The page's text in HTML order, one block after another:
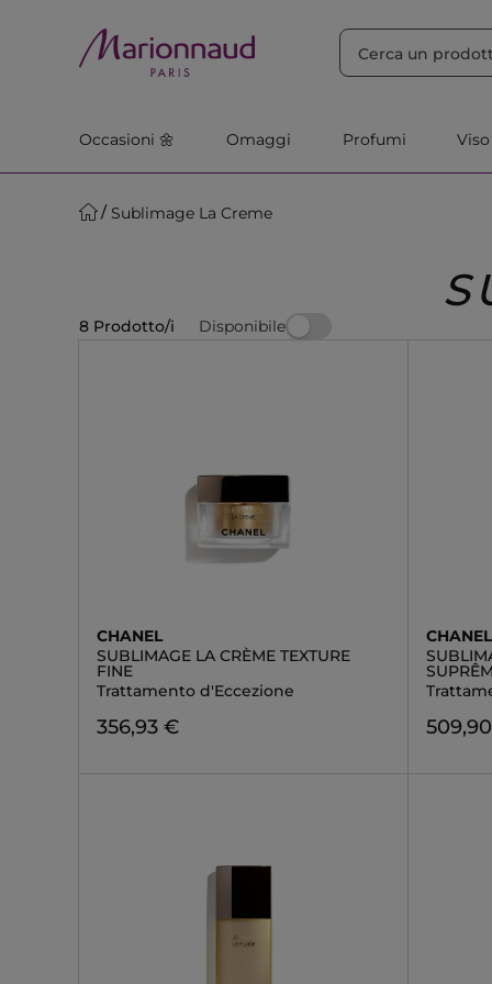
Occasioni 🌼 Omaggi Profumi Viso
Sublimage La Creme
8 Prodotto/i Disponibile
CHANEL
SUBLIMAGE LA CRÈME TEXTURE
FINE
Trattamento d'Eccezione
356,93 €
CHANEL